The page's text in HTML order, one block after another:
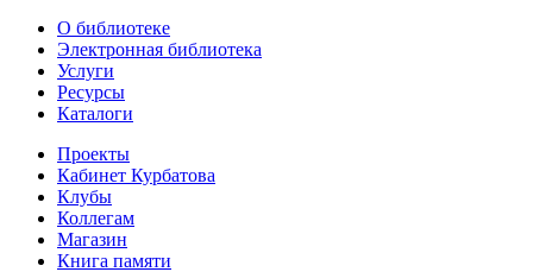
О библиотеке
Электронная библиотека
Услуги
Ресурсы
Каталоги
Проекты
Кабинет Курбатова
Клубы
Коллегам
Магазин
Книга памяти